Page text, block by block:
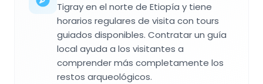
Tigray en el norte de Etiopía y tiene
horarios regulares de visita con tours
guiados disponibles. Contratar un guía
local ayuda a los visitantes a
comprender más completamente los
restos arqueológicos.